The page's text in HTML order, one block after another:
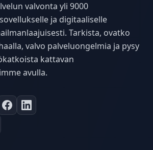
valvonta yli 9000
ja digitaaliselle
Tarkista, ovatko
valvo palveluongelmia ja pysy
kattavan
avulla.